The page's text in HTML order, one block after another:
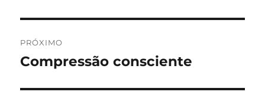
PRÓXIMO
Próximo
Compressão consciente